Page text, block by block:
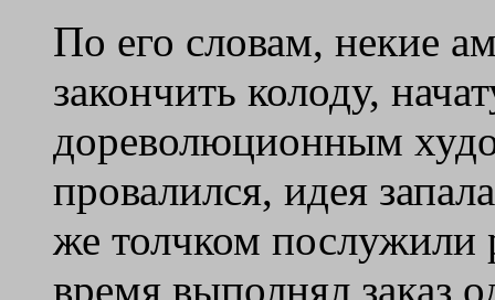
По его словам, некие
закончить колоду,
дореволюционным
провалился, идея
же толчком послужили
время выполнял заказ